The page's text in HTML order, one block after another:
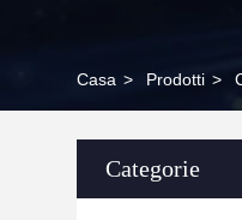
Casa > Prodotti >
Categorie